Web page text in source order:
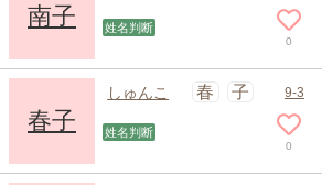
南子 姓名判断
0
春子
しゅんこ 春 子 9-3
姓名判断
0